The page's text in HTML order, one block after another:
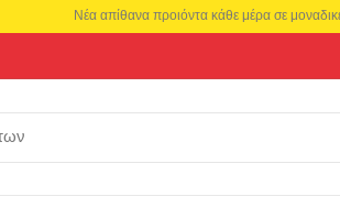
Νέα απίθανα προιόντα κάθε μέρα σε